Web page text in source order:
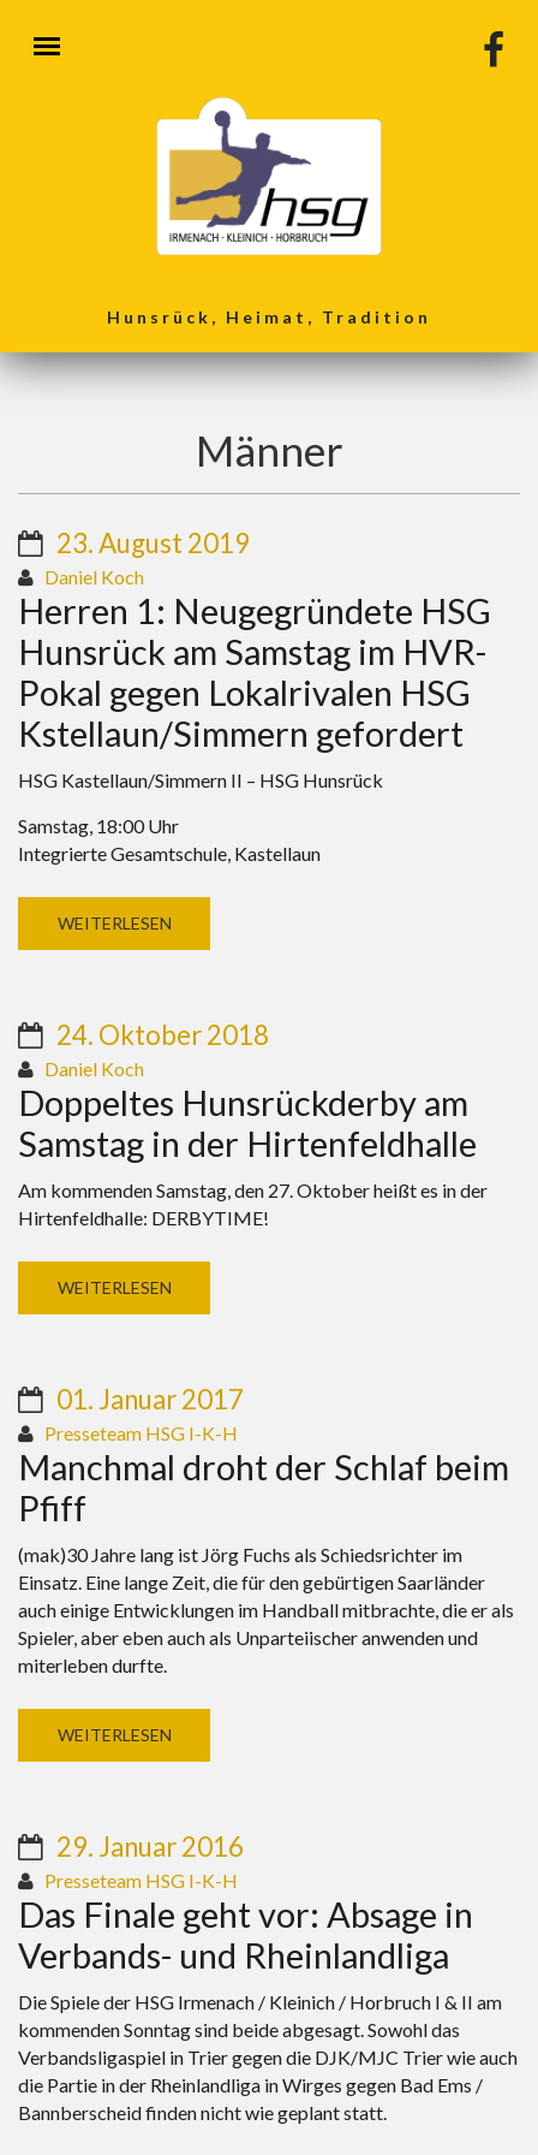
Hunsrück, Heimat, Tradition
Männer
23. August 2019
Daniel Koch
Herren 1: Neugegründete HSG
Hunsrück am Samstag im HVR-
Pokal gegen Lokalrivalen HSG
Kstellaun/Simmern gefordert
HSG Kastellaun/Simmern II – HSG Hunsrück
Samstag, 18:00 Uhr
Integrierte Gesamtschule, Kastellaun
WEITERLESEN
24. Oktober 2018
Daniel Koch
Doppeltes Hunsrückderby am
Samstag in der Hirtenfeldhalle
Am kommenden Samstag, den 27. Oktober heißt es in der
Hirtenfeldhalle: DERBYTIME!
WEITERLESEN
01. Januar 2017
Presseteam HSG I-K-H
Manchmal droht der Schlaf beim
Pfiff
(mak)30 Jahre lang ist Jörg Fuchs als Schiedsrichter im
Einsatz. Eine lange Zeit, die für den gebürtigen Saarländer
auch einige Entwicklungen im Handball mitbrachte, die er als
Spieler, aber eben auch als Unparteiischer anwenden und
miterleben durfte.
WEITERLESEN
29. Januar 2016
Presseteam HSG I-K-H
Das Finale geht vor: Absage in
Verbands- und Rheinlandliga
Die Spiele der HSG Irmenach / Kleinich / Horbruch I & II am
kommenden Sonntag sind beide abgesagt. Sowohl das
Verbandsligaspiel in Trier gegen die DJK/MJC Trier wie auch
die Partie in der Rheinlandliga in Wirges gegen Bad Ems /
Bannberscheid finden nicht wie geplant statt.